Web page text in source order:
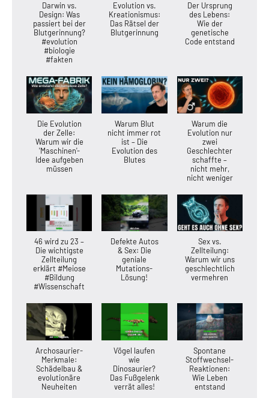
Darwin vs.
Design: Was
passiert bei der
Blutgerinnung?
#evolution
#biologie
#fakten
Evolution vs.
Kreationismus:
Das Rätsel der
Blutgerinnung
Der Ursprung
des Lebens:
Wie der
genetische
Code entstand
Die Evolution
der Zelle:
Warum wir die
'Maschinen'-
Idee aufgeben
müssen
Warum Blut
nicht immer rot
ist – Die
Evolution des
Blutes
Warum die
Evolution nur
zwei
Geschlechter
schaffte –
nicht mehr,
nicht weniger
46 wird zu 23 –
Die wichtigste
Zellteilung
erklärt #Meiose
#Bildung
#Wissenschaft
Defekte Autos
& Sex: Die
geniale
Mutations-
Lösung!
Sex vs.
Zellteilung:
Warum wir uns
geschlechtlich
vermehren
Archosaurier-
Merkmale:
Schädelbau &
evolutionäre
Neuheiten
Vögel laufen
wie
Dinosaurier?
Das Fußgelenk
verrät alles!
Spontane
Stoffwechsel-
Reaktionen:
Wie Leben
entstand